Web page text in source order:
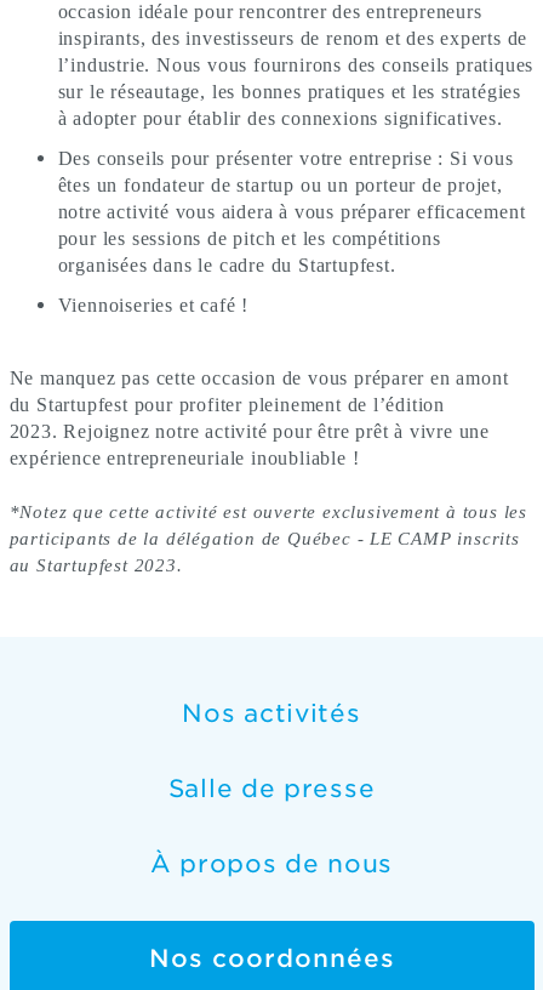
occasion idéale pour rencontrer des entrepreneurs
inspirants, des investisseurs de renom et des experts de
l’industrie. Nous vous fournirons des conseils pratiques
sur le réseautage, les bonnes pratiques et les stratégies
à adopter pour établir des connexions significatives.
Des conseils pour présenter votre entreprise : Si vous
êtes un fondateur de startup ou un porteur de projet,
notre activité vous aidera à vous préparer efficacement
pour les sessions de pitch et les compétitions
organisées dans le cadre du Startupfest.
Viennoiseries et café !
Ne manquez pas cette occasion de vous préparer en amont
du Startupfest pour profiter pleinement de l’édition
2023. Rejoignez notre activité pour être prêt à vivre une
expérience entrepreneuriale inoubliable !
*Notez que cette activité est ouverte exclusivement à tous les
participants de la délégation de Québec - LE CAMP inscrits
au Startupfest 2023.
Nos activités
Salle de presse
À propos de nous
Nos coordonnées